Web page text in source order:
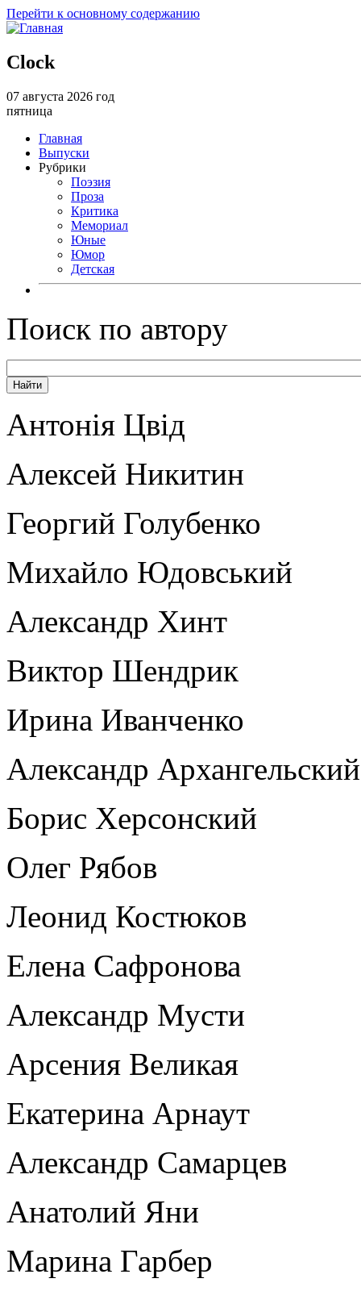
Перейти к основному содержанию
Clock
07 августа 2026 год
пятница
Главная
Выпуски
Рубрики
Поэзия
Проза
Критика
Мемориал
Юные
Юмор
Детская
Поиск по автору
Антонія Цвід
Алексей Никитин
Георгий Голубенко
Михайло Юдовський
Александр Хинт
Виктор Шендрик
Ирина Иванченко
Александр Архангельский
Борис Херсонский
Олег Рябов
Леонид Костюков
Елена Сафронова
Александр Мусти
Арсения Великая
Екатерина Арнаут
Александр Самарцев
Анатолий Яни
Марина Гарбер